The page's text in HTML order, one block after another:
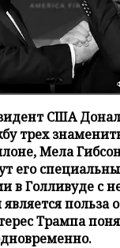
США
трех
Мела
его
в Голливуде с
польза
Трампа